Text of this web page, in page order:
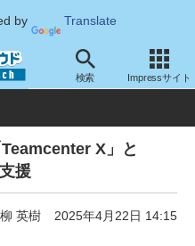
by Translate
検索 Impressサイト
例
X」と
援
英樹 2025年4月22日 14:15